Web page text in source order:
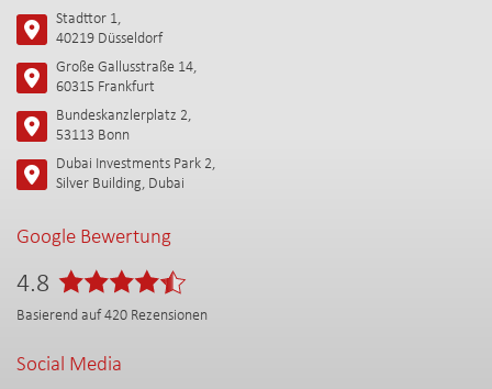
Stadttor 1,
40219 Düsseldorf
Große Gallusstraße 14,
60315 Frankfurt
Bundeskanzlerplatz 2,
53113 Bonn
Dubai Investments Park 2,
Silver Building, Dubai
Google Bewertung
4.8
Basierend auf 420 Rezensionen
Social Media